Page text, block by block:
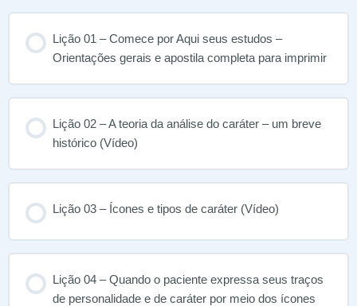
Lição 01 – Comece por Aqui seus estudos –
Orientações gerais e apostila completa para imprimir
Lição 02 – A teoria da análise do caráter – um breve
histórico (Vídeo)
Lição 03 – Ícones e tipos de caráter (Vídeo)
Lição 04 – Quando o paciente expressa seus traços
de personalidade e de caráter por meio dos ícones